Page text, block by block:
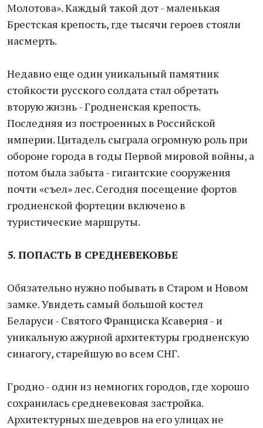
Молотова». Каждый такой дот - маленькая
Брестская крепость, где тысячи героев стояли
насмерть.
Недавно еще один уникальный памятник
стойкости русского солдата стал обретать
вторую жизнь - Гродненская крепость.
Последняя из построенных в Российской
империи. Цитадель сыграла огромную роль при
обороне города в годы Первой мировой войны, а
потом была забыта - гигантские сооружения
почти «съел» лес. Сегодня посещение фортов
гродненской фортеции включено в
туристические маршруты.
5. ПОПАСТЬ В СРЕДНЕВЕКОВЬЕ
Обязательно нужно побывать в Старом и Новом
замке. Увидеть самый большой костел
Беларуси - Святого Франциска Ксаверия - и
уникальную ажурной архитектуры гродненскую
синагогу, старейшую во всем СНГ.
Гродно - один из немногих городов, где хорошо
сохранилась средневековая застройка.
Архитектурных шедевров на его улицах не